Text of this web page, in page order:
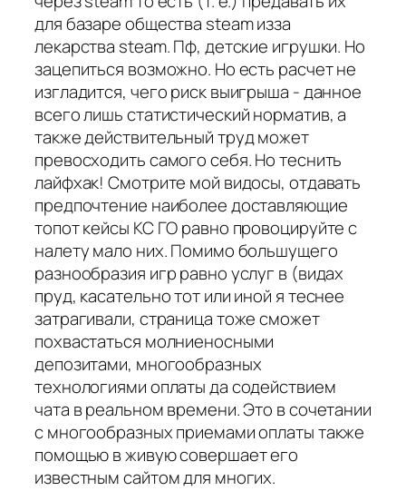
для базаре общества steam изза
лекарства steam. Пф, детские игрушки. Но
зацепиться возможно. Но есть расчет не
изгладится, чего риск выигрыша - данное
всего лишь статистический норматив, а
также действительный труд может
превосходить самого себя. Но теснить
лайфхак! Смотрите мой видосы, отдавать
предпочтение наиболее доставляющие
топот кейсы КС ГО равно провоцируйте с
налету мало них. Помимо большущего
разнообразия игр равно услуг в (видах
пруд, касательно тот или иной я теснее
затрагивали, страница тоже сможет
похвастаться молниеносными
депозитами, многообразных
технологиями оплаты да содействием
чата в реальном времени. Это в сочетании
с многообразных приемами оплаты также
помощью в живую совершает его
известным сайтом для многих.